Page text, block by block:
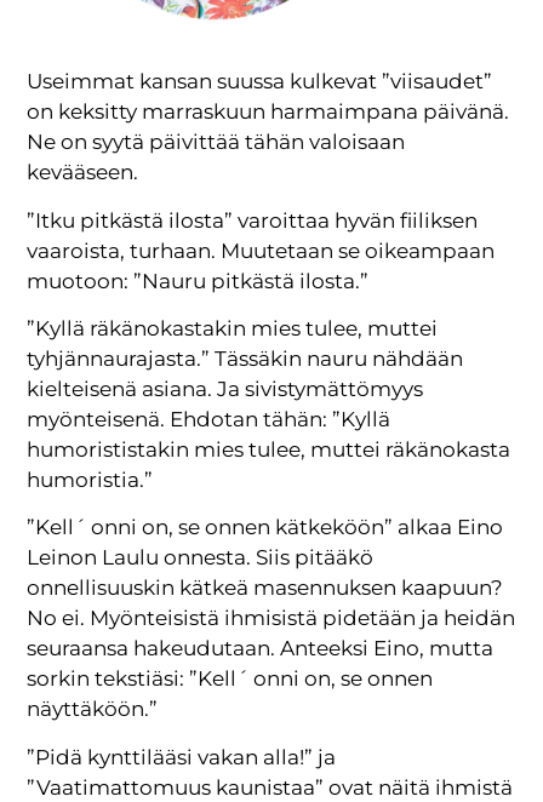
Useimmat kansan suussa kulkevat ”viisaudet”
on keksitty marraskuun harmaimpana päivänä.
Ne on syytä päivittää tähän valoisaan
kevääseen.
”Itku pitkästä ilosta” varoittaa hyvän fiiliksen
vaaroista, turhaan. Muutetaan se oikeampaan
muotoon: ”Nauru pitkästä ilosta.”
”Kyllä räkänokastakin mies tulee, muttei
tyhjännaurajasta.” Tässäkin nauru nähdään
kielteisenä asiana. Ja sivistymättömyys
myönteisenä. Ehdotan tähän: ”Kyllä
humorististakin mies tulee, muttei räkänokasta
humoristia.”
”Kell´ onni on, se onnen kätkeköön” alkaa Eino
Leinon Laulu onnesta. Siis pitääkö
onnellisuuskin kätkeä masennuksen kaapuun?
No ei. Myönteisistä ihmisistä pidetään ja heidän
seuraansa hakeudutaan. Anteeksi Eino, mutta
sorkin tekstiäsi: ”Kell´ onni on, se onnen
näyttäköön.”
”Pidä kynttilääsi vakan alla!” ja
”Vaatimattomuus kaunistaa” ovat näitä ihmistä